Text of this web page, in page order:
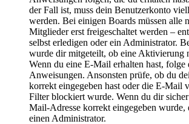
der Fall ist, muss dein Benutzerkonto
werden. Bei einigen Boards müssen alle
Mitglieder erst freigeschaltet werden –
selbst erledigen oder ein Administrator.
wurde dir mitgeteilt, ob eine Aktivierung
Wenn du eine E-Mail erhalten hast, folge
Anweisungen. Ansonsten prüfe, ob du
korrekt eingegeben hast oder die E-Mail
Filter blockiert wurde. Wenn du dir
Mail-Adresse korrekt eingegeben wurde,
einen Administrator.